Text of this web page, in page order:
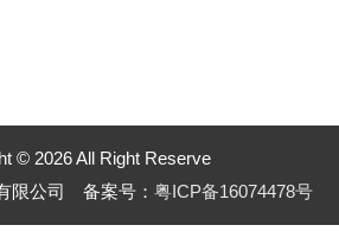
© 2026 All Right Reserve
限公司 备案号： 粤ICP备16074478号